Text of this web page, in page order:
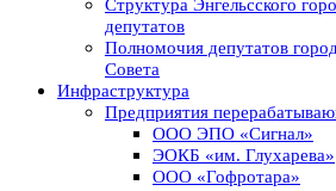
Структура Энгельсского
депутатов
Полномочия депутатов
Совета
Инфраструктура
Предприятия
ООО ЭПО «Сигнал»
ЭОКБ «им. Глухарева»
ООО «Гофротара»